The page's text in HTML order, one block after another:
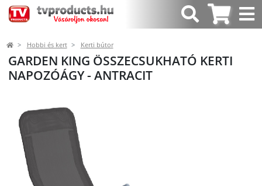
Hobbi és kert Kerti bútor
GARDEN KING ÖSSZECSUKHATÓ KERTI
NAPOZÓÁGY - ANTRACIT